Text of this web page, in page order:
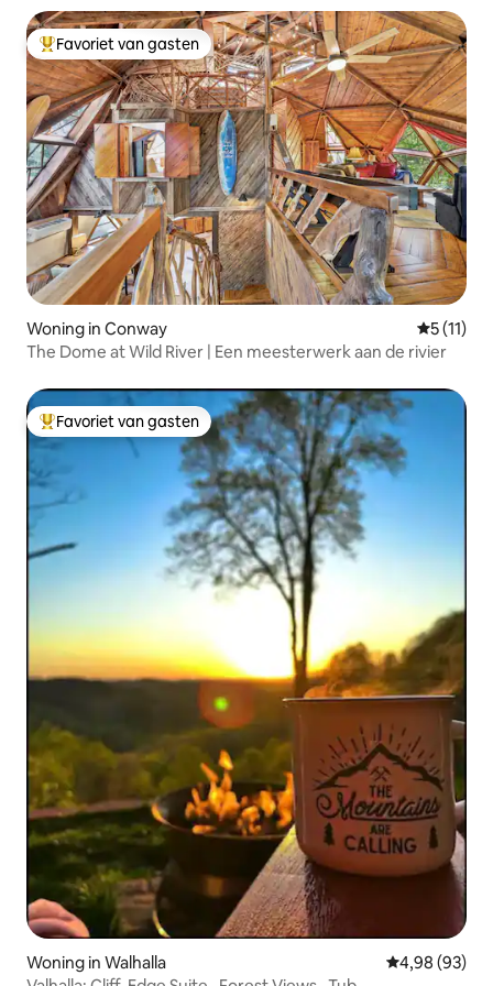
Topfavoriet van gasten
Favoriet van gasten
Woning in Conway
5 (11)
The Dome at Wild River | Een meesterwerk aan de rivier
Topfavoriet van gasten
Favoriet van gasten
Woning in Walhalla Gemiddelde
4,98 (93)